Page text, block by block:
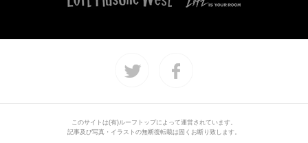
このサイトは(有)ルーフトップによって運営されています。
記事及び写真・イラストの無断復転載は固くお断り致します。